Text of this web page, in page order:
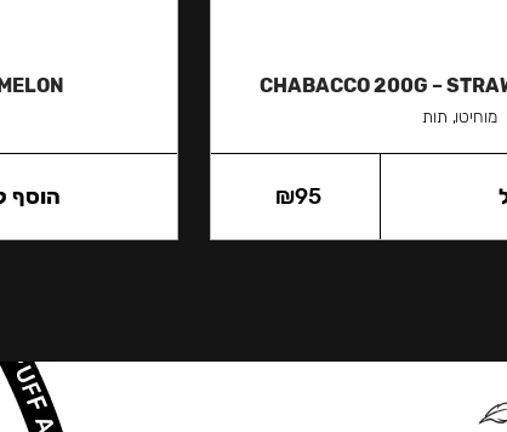
CHABACCO 200G –
מוחיטו, תות
₪95 הוסף